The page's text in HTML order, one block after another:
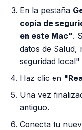
En la pestaña
copia de
en este Mac".
datos de Salud,
seguridad
Haz clic en
Una vez
antiguo.
Conecta tu